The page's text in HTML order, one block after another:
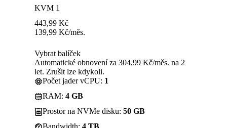
KVM 1
443,99 Kč
139,99 Kč/měs.
Vybrat balíček
Automatické obnovení za 304,99 Kč/měs. na 2
let. Zrušit lze kdykoli.
Počet jader vCPU: 1
RAM: 4 GB
Prostor na NVMe disku: 50 GB